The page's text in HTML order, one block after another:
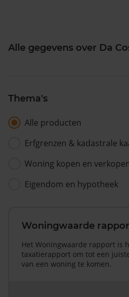
Alle gegevens over Da
Thema's
Alle producten
Erfgrenzen & kadastrale
Woning kopen en
Eigendom en hypotheek
Woningwaarde
Het Woningwaarde rapport is
taxatierapport om tot een
van een woning te komen.